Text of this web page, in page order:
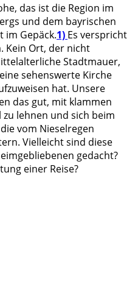
das ist die Region im
und dem bayrischen
im Gepäck.1) Es verspricht
Kein Ort, der nicht
Stadtmauer,
sehenswerte Kirche
hat. Unsere
das gut, mit klammen
lehnen und sich beim
vom Nieselregen
Vielleicht sind diese
gedacht?
einer Reise?